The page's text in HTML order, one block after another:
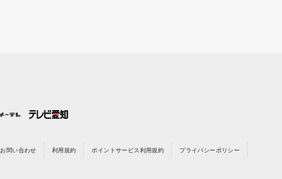
お問い合わせ 利用規約 ポイントサービス利用規約 プライバシーポリシー